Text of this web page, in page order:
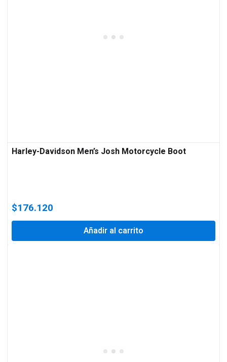
Harley-Davidson Men’s Josh Motorcycle Boot
$176.120
Añadir al carrito